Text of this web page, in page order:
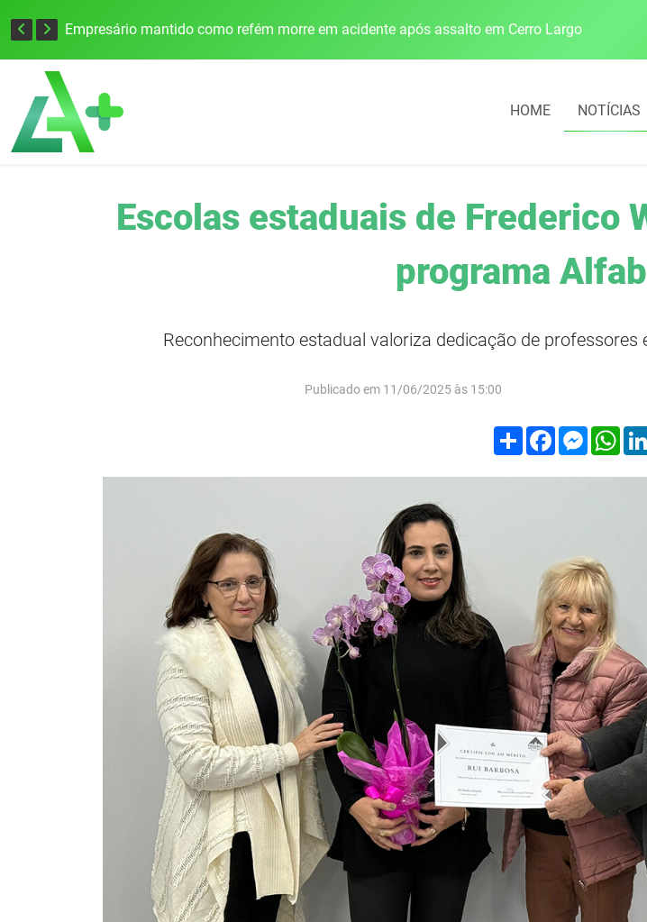
Empresário mantido como refém morre em acidente após assalto em Cerro Largo
HOME NOTÍCIAS
Escolas estaduais de Frederico
programa
Reconhecimento estadual valoriza dedicação de
Publicado em 11/06/2025 às 15:00
Compartilhar
Facebook